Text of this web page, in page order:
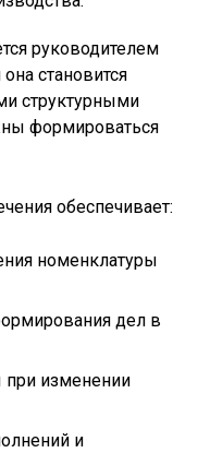
руководителем
становится
структурными
формироваться
обеспечивает:
номенклатуры
дел в
при изменении
и